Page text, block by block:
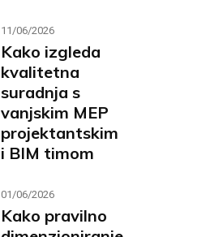
11/06/2026
Kako izgleda
kvalitetna
suradnja s
vanjskim MEP
projektantskim
i BIM timom
01/06/2026
Kako pravilno